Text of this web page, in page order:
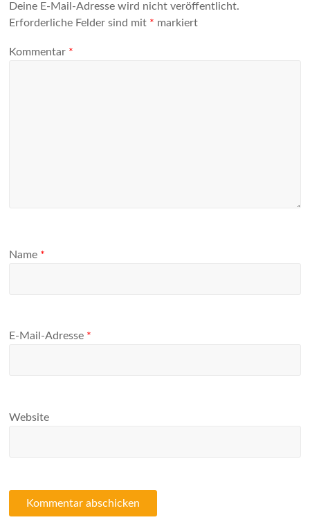
Deine E-Mail-Adresse wird nicht veröffentlicht.
Erforderliche Felder sind mit * markiert
Kommentar *
Name *
E-Mail-Adresse *
Website